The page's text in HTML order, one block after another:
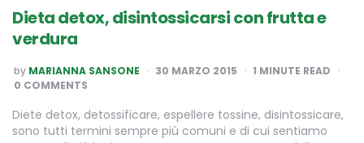
Dieta detox, disintossicarsi con frutta e
verdura
POSTED
BY
by MARIANNA SANSONE 30 MARZO 2015 1 MINUTE READ
0 COMMENTS
Diete detox, detossificare, espellere tossine, disintossicare,
sono tutti termini sempre più comuni e di cui sentiamo